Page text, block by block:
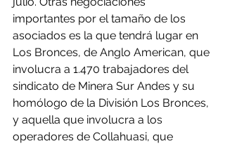
importantes por el tamaño de los
asociados es la que tendrá lugar en
Los Bronces, de Anglo American, que
involucra a 1.470 trabajadores del
sindicato de Minera Sur Andes y su
homólogo de la División Los Bronces,
y aquella que involucra a los
operadores de Collahuasi, que